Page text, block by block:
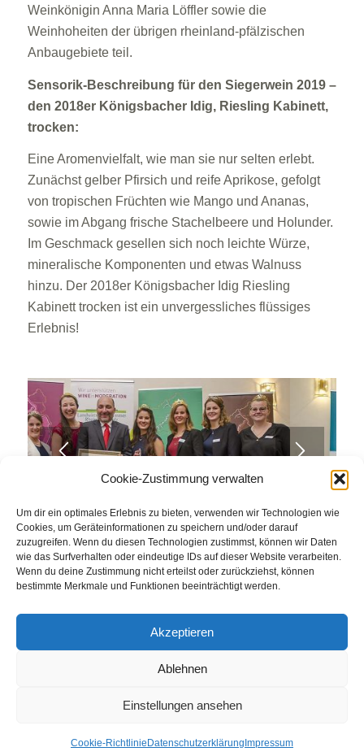
Cookie-Zustimmung verwalten
Um dir ein optimales Erlebnis zu bieten, verwenden wir Technologien wie
Cookies, um Geräteinformationen zu speichern und/oder darauf
zuzugreifen. Wenn du diesen Technologien zustimmst, können wir Daten
wie das Surfverhalten oder eindeutige IDs auf dieser Website verarbeiten.
Wenn du deine Zustimmung nicht erteilst oder zurückziehst, können
bestimmte Merkmale und Funktionen beeinträchtigt werden.
Akzeptieren
Ablehnen
Einstellungen ansehen
Cookie-Richtlinie Datenschutzerklärung Impressum
Weinkönigin Anna Maria Löffler sowie die
Weinhoheiten der übrigen rheinland-pfälzischen
Anbaugebiete teil.
Sensorik-Beschreibung für den Siegerwein 2019 –
den 2018er Königsbacher Idig, Riesling Kabinett,
trocken:
Eine Aromenvielfalt, wie man sie nur selten erlebt.
Zunächst gelber Pfirsich und reife Aprikose, gefolgt
von tropischen Früchten wie Mango und Ananas,
sowie im Abgang frische Stachelbeere und Holunder.
Im Geschmack gesellen sich noch leichte Würze,
mineralische Komponenten und etwas Walnuss
hinzu. Der 2018er Königsbacher Idig Riesling
Kabinett trocken ist ein unvergessliches flüssiges
Erlebnis!
1 2 3 4 5 6 7 8
Zurück zur Übersicht
WEINGUT SHOP FEWOS
Cookie-Richtlinie (EU)